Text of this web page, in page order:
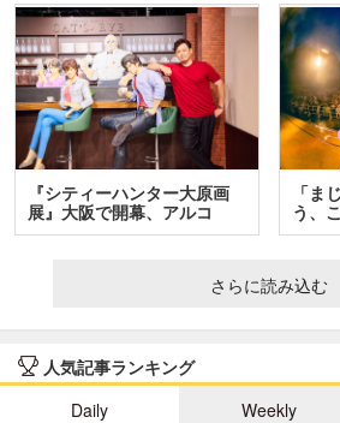
『シティーハンター大原画
展』大阪で開幕、アルコ
＆…
「ま
う、
と…
さらに読み込む
人気記事ランキング
Daily
Weekly